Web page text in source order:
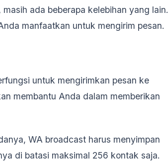
ada beberapa kelebihan yang lain.
manfaatkan untuk mengirim pesan.
untuk mengirimkan pesan ke
membantu Anda dalam memberikan
WA broadcast harus menyimpan
di batasi maksimal 256 kontak saja.